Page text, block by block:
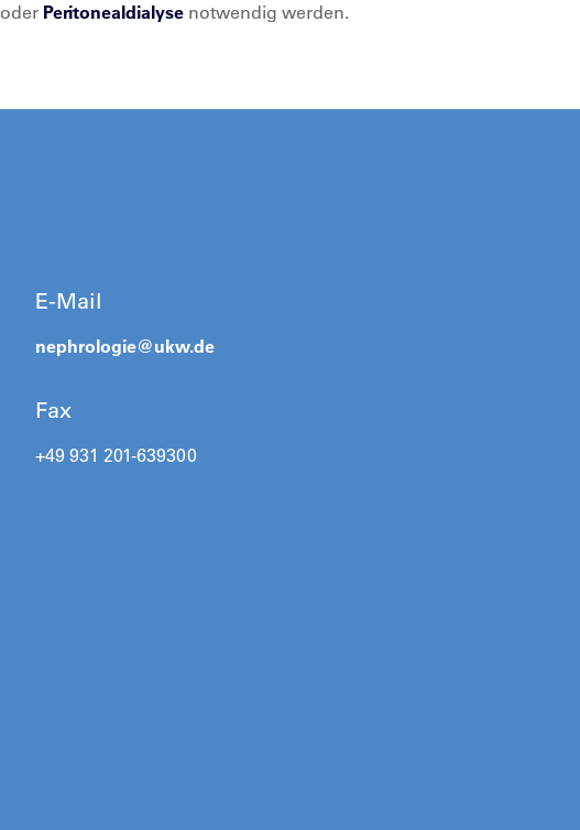
oder Peritonealdialyse notwendig werden.
E-Mail
nephrologie@ukw.de
Fax
+49 931 201-639300